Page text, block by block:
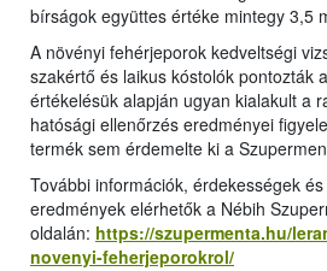
bírságok együttes értéke mintegy 3,5
A növényi fehérjeporok kedveltségi
szakértő és laikus kóstolók pontozták
értékelésük alapján ugyan kialakult a
hatósági ellenőrzés eredményei
termék sem érdemelte ki a
További információk, érdekességek
eredmények elérhetők a Nébih
oldalán: https://szupermenta.hu/
novenyi-feherjeporokrol/